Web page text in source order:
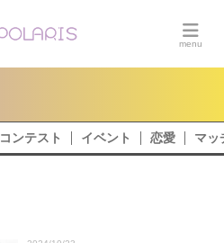
コンテスト イベント 恋愛 マッ